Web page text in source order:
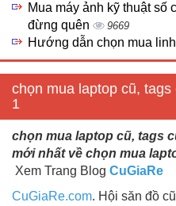
Mua máy ảnh kỹ thuật số
đừng quên
9669
Hướng dẫn chọn mua
chọn mua laptop cũ,
1
chọn mua laptop cũ, tags
mới nhất về chọn mua
Xem Trang Blog CuGiaRe
CuGiaRe.com. Hội săn đồ